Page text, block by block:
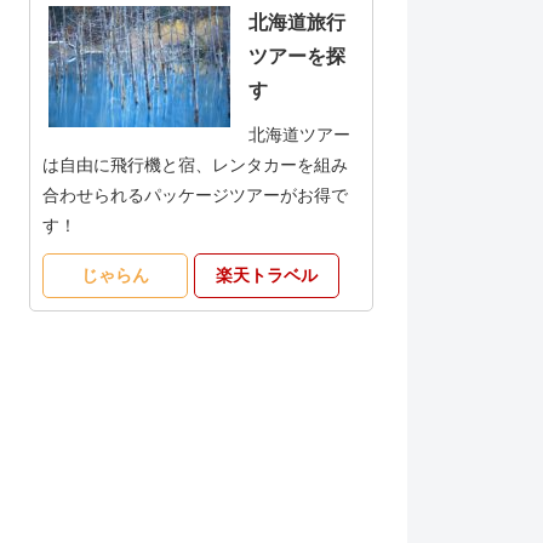
北海道旅行
ツアーを探
す
北海道ツアー
は自由に飛行機と宿、レンタカーを組み
合わせられるパッケージツアーがお得で
す！
じゃらん 楽天トラベル